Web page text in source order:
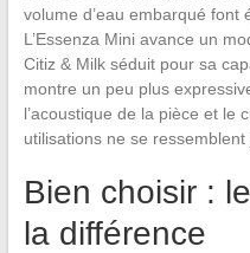
volume d’eau embarqué font
L’Essenza Mini avance un
Citiz & Milk séduit pour sa
montre un peu plus
l’acoustique de la pièce et le
utilisations ne se ressemblent
Bien choisir :
la différence